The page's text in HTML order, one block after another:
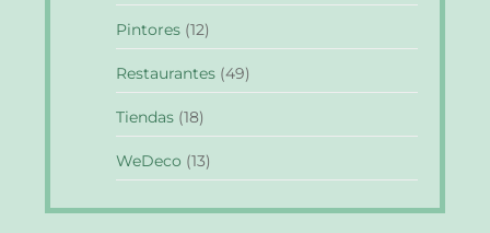
Pintores (12)
Restaurantes (49)
Tiendas (18)
WeDeco (13)